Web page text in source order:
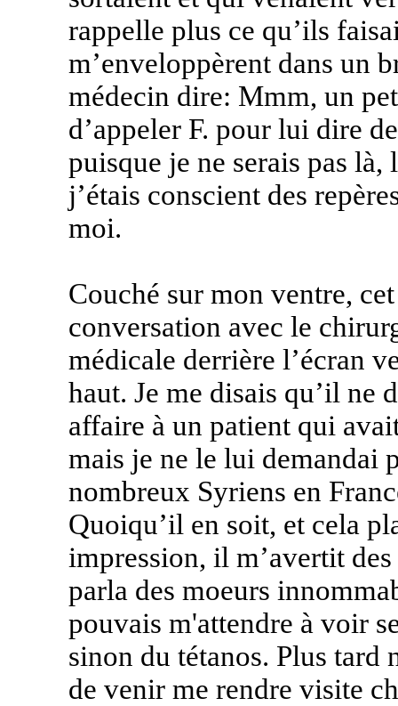
rappelle plus ce qu’ils
m’enveloppèrent dans un
médecin dire: Mmm, un
d’appeler F. pour lui dire
puisque je ne serais pas
j’étais conscient des
moi.
Couché sur mon ventre,
conversation avec le
médicale derrière l’écran
haut. Je me disais qu’il ne
affaire à un patient qui
mais je ne le lui demandai
nombreux Syriens en
Quoiqu’il en soit, et cela
impression, il m’avertit
parla des moeurs
pouvais m'attendre à voir
sinon du tétanos. Plus tard
de venir me rendre visite